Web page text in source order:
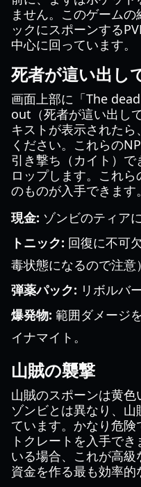
ません。このゲーム
ックにスポーンする
中心に回っています。
死者が這い出し
画面上部に「The
out（死者が這い出し
キストが表示された
ください。これらの
引き撃ち（カイト）
ロップします。これ
のものが入手できます。
現金: ゾンビのティア
トニック: 回復に不可
毒状態になるので注意
弾薬パック: リボルバ
爆発物: 範囲ダメージ
イナマイト。
山賊の襲撃
山賊のスポーンは黄色
ゾンビとは異なり、
ています。かなり危
トクレートを入手で
いる場合、これが高
資金を作る最も効率的